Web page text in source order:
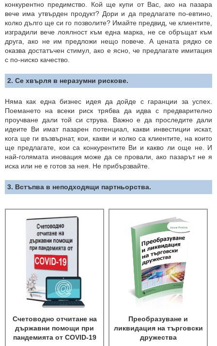
конкурентно предимство. Кой ще купи от Вас, ако на пазара
вече има утвърден продукт? Дори и да предлагате по-евтино,
колко дълго ще си го позволите? Имайте предвид, че клиентите,
изградили вече лоялност към една марка, не се обръщат към
друга, ако не им предложи нещо повече. А цената рядко се
оказва достатъчен стимул, ако е ясно, че предлагате имитация
с по-ниско качество.
2. Се хвърля в неразумни рискове.
Няма как една бизнес идея да дойде с гаранции за успех.
Поемането на всеки риск трябва да идва с предварително
проучване дали той си струва. Важно е да проследите дали
идеите Ви имат пазарен потенциал, какви инвестиции искат,
кога ще ги възвърнат, кои, какви и колко са клиентите, на които
ще предлагате, кои са конкурентите Ви и какво ли още не. И
най-голямата иновация може да се провали, ако пазарът не я
иска или не е готов за нея. Не прибързвайте.
3. Встъпва в неподходящи партньорства.
Счетоводно отчитане на
държавни помощи при
пандемията от COVID-19
Преобразуване и
ликвидация на търговски
дружества